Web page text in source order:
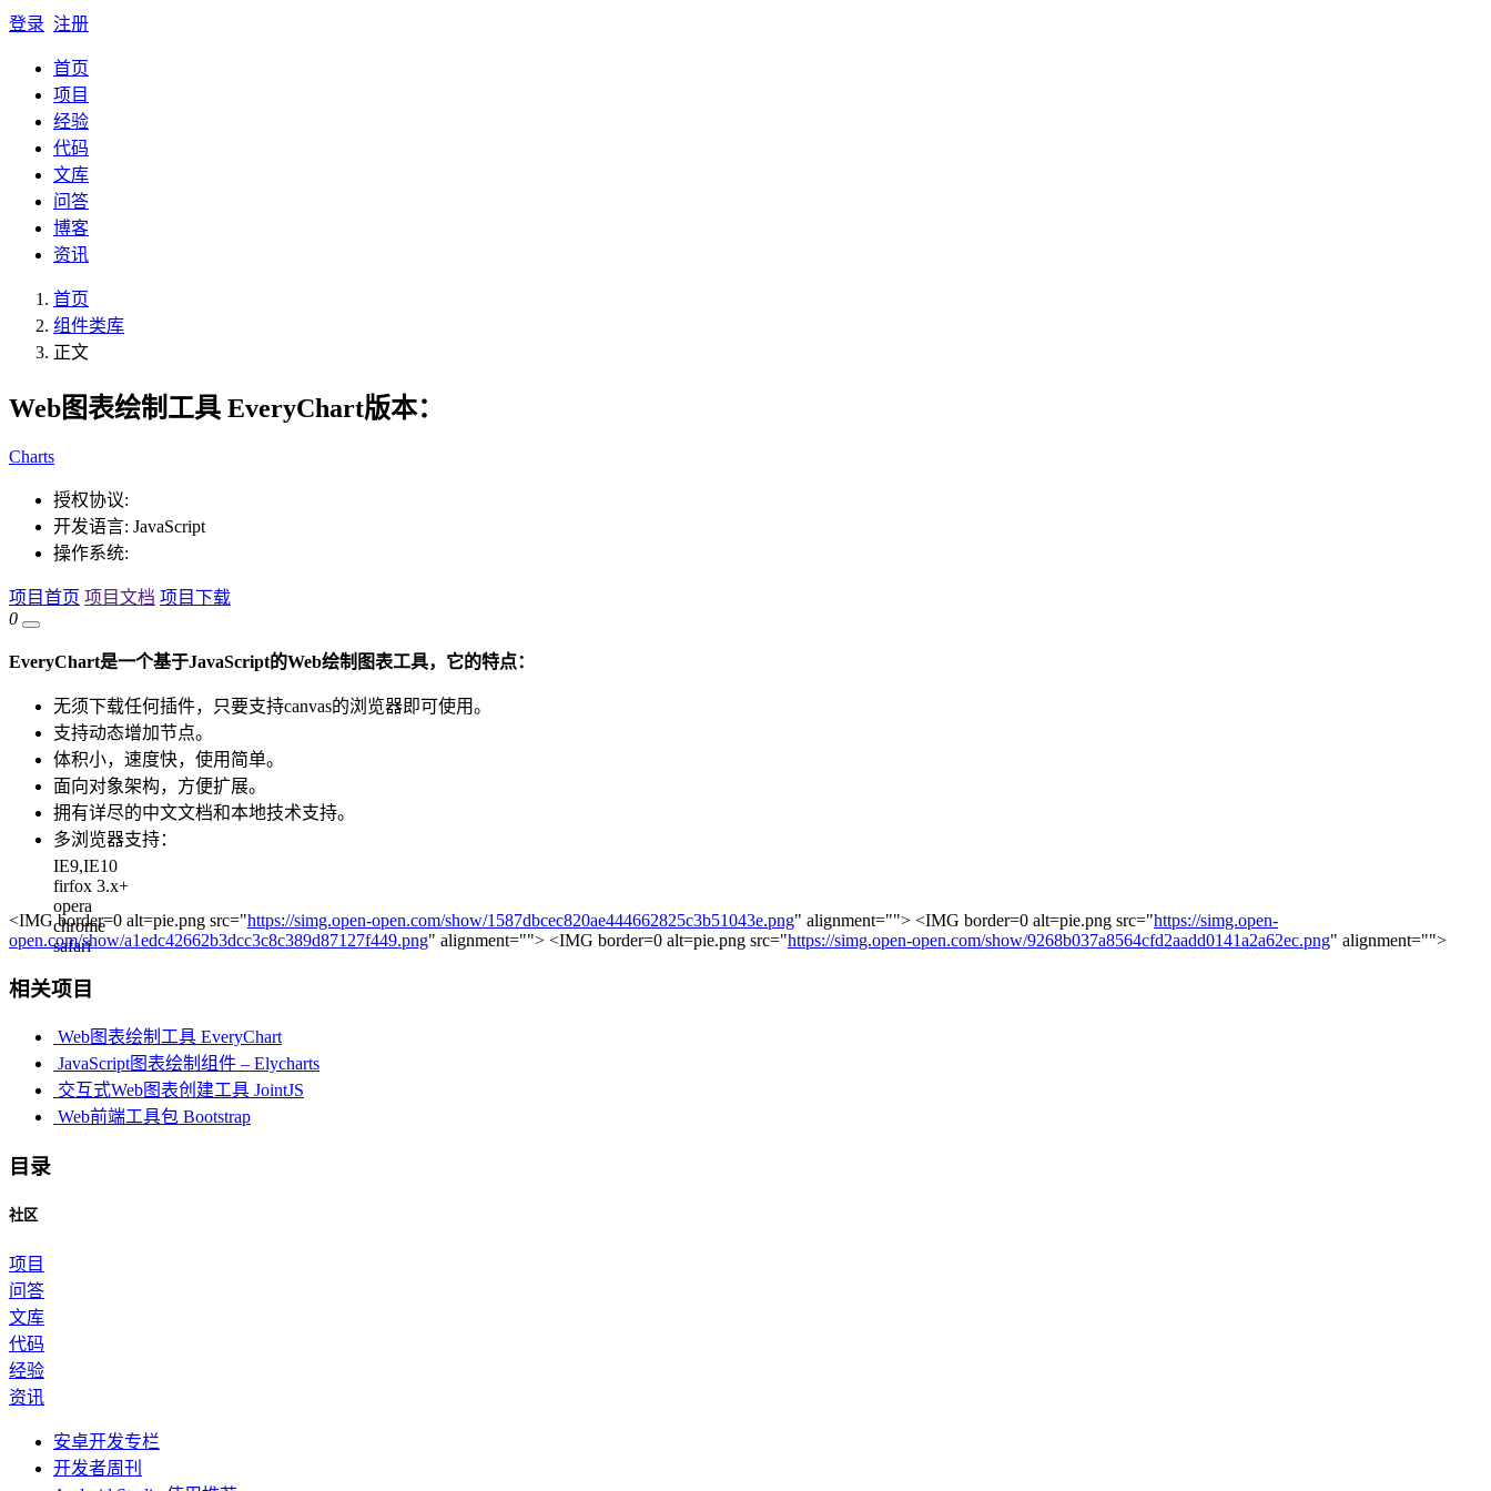
登录 注册
首页
项目
经验
代码
文库
问答
博客
资讯
首页
组件类库
正文
Web图表绘制工具 EveryChart版本：
Charts
授权协议:
开发语言: JavaScript
操作系统:
项目首页 项目文档 项目下载
0
EveryChart是一个基于JavaScript的Web绘制图表工具，它的特点：
无须下载任何插件，只要支持canvas的浏览器即可使用。
支持动态增加节点。
体积小，速度快，使用简单。
面向对象架构，方便扩展。
拥有详尽的中文文档和本地技术支持。
多浏览器支持：
IE9,IE10
firfox 3.x+
opera
chrome
safari
<IMG border=0 alt=pie.png src="https://simg.open-open.com/show/1587dbcec820ae444662825c3b51043e.png" alignment=""> <IMG border=0 alt=pie.png src="https://simg.open-
open.com/show/a1edc42662b3dcc3c8c389d87127f449.png" alignment=""> <IMG border=0 alt=pie.png src="https://simg.open-open.com/show/9268b037a8564cfd2aadd0141a2a62ec.png" alignment="">
相关项目
Web图表绘制工具 EveryChart
JavaScript图表绘制组件 – Elycharts
交互式Web图表创建工具 JointJS
Web前端工具包 Bootstrap
目录
社区
项目
问答
文库
代码
经验
资讯
安卓开发专栏
开发者周刊